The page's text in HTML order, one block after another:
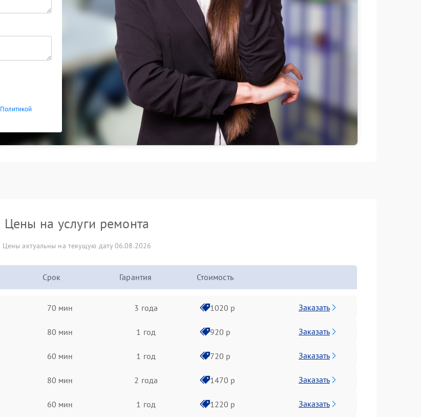
Политикой
Цены на услуги ремонта
Цены актуальны на текущую дату 06.08.2026
Срок Гарантия Стоимость
70 мин 3 года 1020 р Заказать
80 мин 1 год 920 р Заказать
60 мин 1 год 720 р Заказать
80 мин 2 года 1470 р Заказать
60 мин 1 год 1220 р Заказать